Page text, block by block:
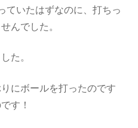
ていたはずなのに、打ちっ
んでした。
た。
にボールを打ったのです
す！